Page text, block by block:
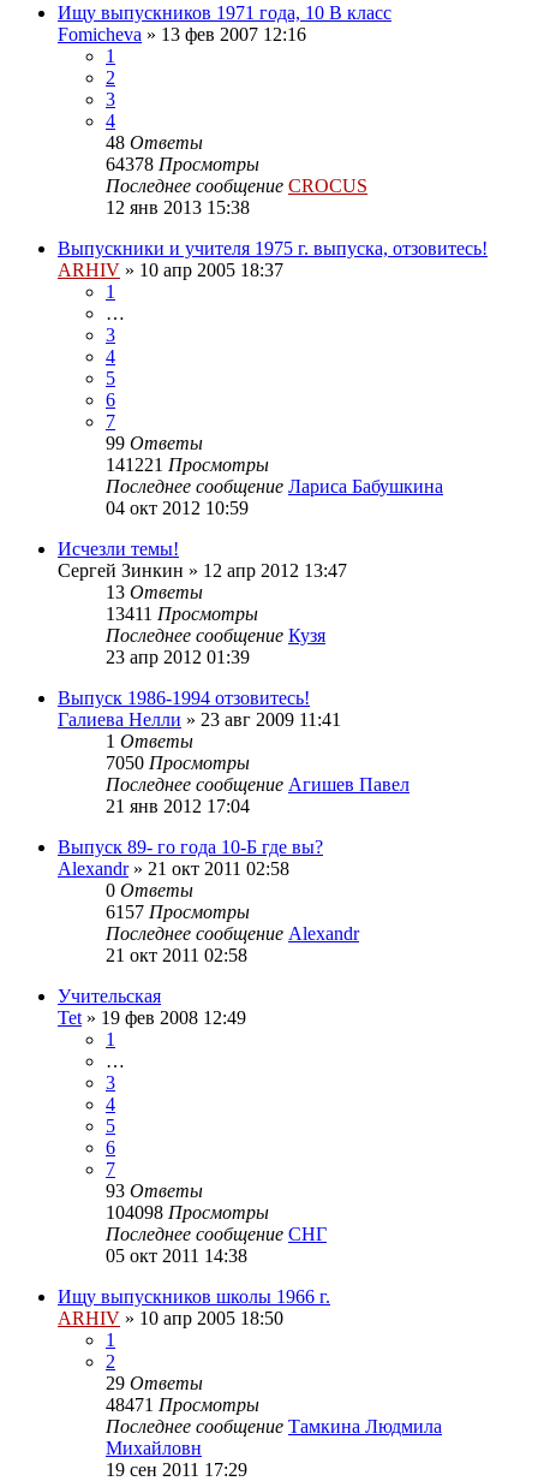
Ищу выпускников 1971 года, 10 В класс
Fomicheva » 13 фев 2007 12:16
1
2
3
4
48 Ответы
64378 Просмотры
Последнее сообщение CROCUS
12 янв 2013 15:38
Выпускники и учителя 1975 г. выпуска, отзовитесь!
ARHIV » 10 апр 2005 18:37
1
…
3
4
5
6
7
99 Ответы
141221 Просмотры
Последнее сообщение Лариса Бабушкина
04 окт 2012 10:59
Исчезли темы!
Сергей Зинкин » 12 апр 2012 13:47
13 Ответы
13411 Просмотры
Последнее сообщение Кузя
23 апр 2012 01:39
Выпуск 1986-1994 отзовитесь!
Галиева Нелли » 23 авг 2009 11:41
1 Ответы
7050 Просмотры
Последнее сообщение Агишев Павел
21 янв 2012 17:04
Выпуск 89- го года 10-Б где вы?
Alexandr» 21 окт 2011 02:58
0 Ответы
6157 Просмотры
Последнее сообщение Alexandr
21 окт 2011 02:58
Учительская
Tet » 19 фев 2008 12:49
1
…
3
4
5
6
7
93 Ответы
104098 Просмотры
Последнее сообщение СНГ
05 окт 2011 14:38
Ищу выпускников школы 1966 г.
ARHIV » 10 апр 2005 18:50
1
2
29 Ответы
48471 Просмотры
Последнее сообщение Тамкина Людмила
Михайловн
19 сен 2011 17:29